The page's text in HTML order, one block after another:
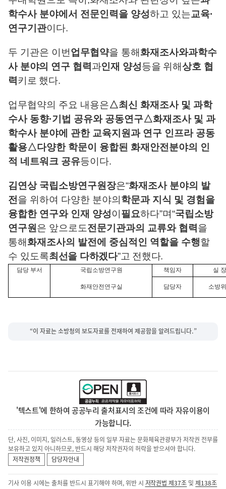
학수사 분야에서 전문인력을 양성하고 있는교육·
연구기관이다.
두 기관은 이번업무협약을 통해 화재조사와과학수
사 분야의 연구 협력 과인재 양성등을 위해 상호 협
력 키로 했다.
업무협약의 주요 내용은△최신 화재조사 및 과학
수사 동향·기법 공유와 공동연구△화재조사 및 과
학수사 분야에 관한 교육지원과 연구 인프라 공동
활용△다양한 학문이 융합된 화재안전분야의 인
적 네트워크 공유등이다.
김연상 국립소방연구원장은“화재조사 분야의 발
전을 위하여 다양한 분야의 학문과 지식 및 경험을
융합한 연구와 인재 양성이 필요하다”며“국립소방
연구원은 앞으로도전문기관과의 교류와 협력 을
통해 화재조사의 발전에 중심적인 역할을 수행할
수 있도록최선을 다하겠다”고 전했다.
담당 부서 국립소방연구원 책임자 실
화재안전연구실 담당자 소방
“이 자료는 소방청의 보도자료를 전재하여 제공함을 알려드립니다.”
'텍스트'에 한하여 공공누리 출처표시의 조건에 따라 자유이용이
가능합니다.
단, 사진, 이미지, 일러스트, 동영상 등의 일부 자료는 문화체육관광부가 저작권 전부를
보유하고 있지 아니하므로, 반드시 해당 저작권자의 허락을 받으셔야 합니다.
저작권정책
담당자안내
기사 이용 시에는 출처를 반드시 표기해야 하며, 위반 시 저작권법 제37조 및제138조